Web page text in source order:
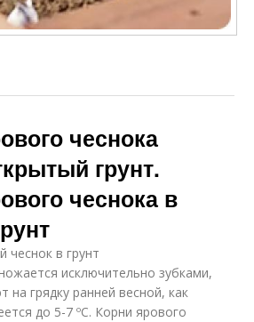
чеснока
грунт.
чеснока в
чеснок в грунт
исключительно зубками,
грядку ранней весной, как
до 5-7 ºC. Корни ярового